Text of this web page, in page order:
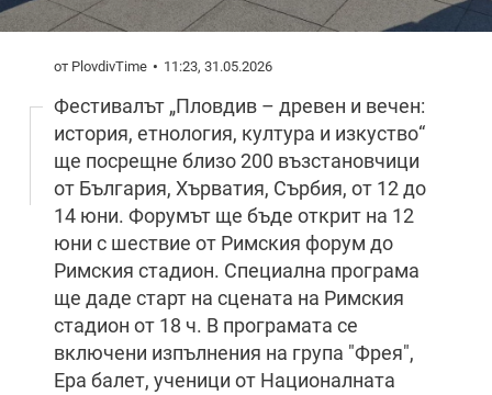
от PlovdivTime 11:23, 31.05.2026
Фестивалът „Пловдив – древен и вечен:
история, етнология, култура и изкуство“
ще посрещне близо 200 възстановчици
от България, Хърватия, Сърбия, от 12 до
14 юни. Форумът ще бъде открит на 12
юни с шествие от Римския форум до
Римския стадион. Специална програма
ще даде старт на сцената на Римския
стадион от 18 ч. В програмата се
включени изпълнения на група "Фрея",
Ера балет, ученици от Националната